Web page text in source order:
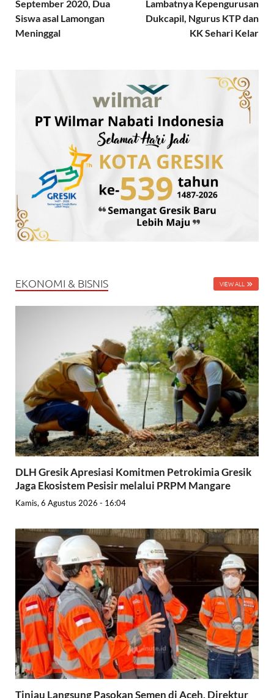
September 2020, Dua
Siswa asal Lamongan
Meninggal
Lambatnya Kepengurusan
Dukcapil, Ngurus KTP dan
KK Sehari Kelar
EKONOMI & BISNIS VIEW ALL
DLH Gresik Apresiasi Komitmen Petrokimia Gresik
Jaga Ekosistem Pesisir melalui PRPM Mangare
Kamis, 6 Agustus 2026 - 16:04
Tinjau Langsung Pasokan Semen di Aceh, Direktur